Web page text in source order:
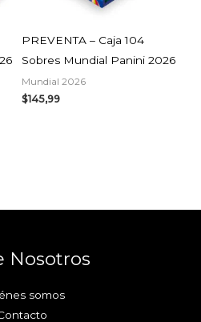
PREVENTA – Caja 104
Sobres Mundial Panini 2026
Mundial 2026
$145,99
Nosotros
somos